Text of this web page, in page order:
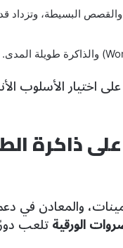
البسيطة، وتزداد
على اختيار الأسلوب
ذاكرة
دور الغذاء الغني بالأوميغا-3، الفيتامينات،
الورقيةتلعب